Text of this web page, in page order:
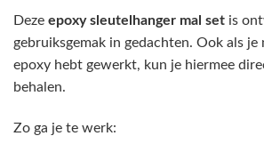
Deze epoxy sleutelhanger mal set is
gebruiksgemak in gedachten. Ook als
epoxy hebt gewerkt, kun je hiermee
behalen.
Zo ga je te werk: